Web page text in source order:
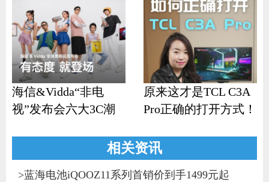
海信&Vidda“非电
视”发布会六大3C潮
原来这才是TCL C3A
Pro正确的打开方式！
相关资讯
>蓝海电池iQOOZ11系列首销价到手1499元起